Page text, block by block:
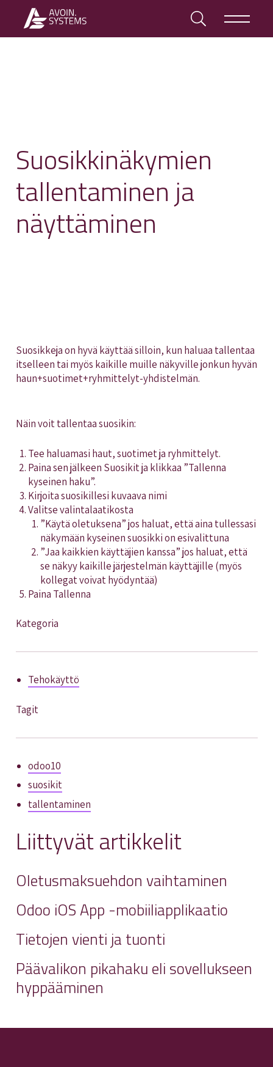
Suosikkinäkymien
tallentaminen ja
näyttäminen
Suosikkeja on hyvä käyttää silloin, kun haluaa tallentaa
itselleen tai myös kaikille muille näkyville jonkun hyvän
haun+suotimet+ryhmittelyt-yhdistelmän.
Näin voit tallentaa suosikin:
Tee haluamasi haut, suotimet ja ryhmittelyt.
Paina sen jälkeen Suosikit ja klikkaa ”Tallenna
kyseinen haku”.
Kirjoita suosikillesi kuvaava nimi
Valitse valintalaatikosta
”Käytä oletuksena” jos haluat, että aina tullessasi
näkymään kyseinen suosikki on esivalittuna
”Jaa kaikkien käyttäjien kanssa” jos haluat, että
se näkyy kaikille järjestelmän käyttäjille (myös
kollegat voivat hyödyntää)
Paina Tallenna
Kategoria
Tehokäyttö
Tagit
odoo10
suosikit
tallentaminen
Liittyvät artikkelit
Oletusmaksuehdon vaihtaminen
Odoo iOS App -mobiiliapplikaatio
Tietojen vienti ja tuonti
Päävalikon pikahaku eli sovellukseen
hyppääminen